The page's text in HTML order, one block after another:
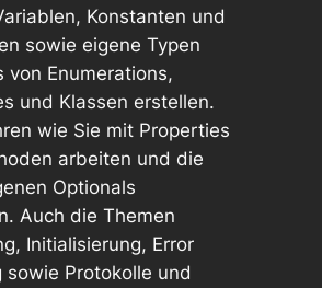
Konstanten und
sowie eigene Typen
von Enumerations,
und Klassen erstellen.
wie Sie mit Properties
arbeiten und die
Optionals
Auch die Themen
Initialisierung, Error
sowie Protokolle und